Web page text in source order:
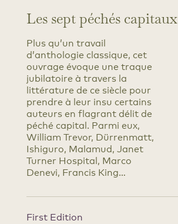
Les sept péchés capitaux
Plus qu’un travail
d’anthologie classique, cet
ouvrage évoque une traque
jubilatoire à travers la
littérature de ce siècle pour
prendre à leur insu certains
auteurs en flagrant délit de
péché capital. Parmi eux,
William Trevor, Dürrenmatt,
Ishiguro, Malamud, Janet
Turner Hospital, Marco
Denevi, Francis King…
First Edition